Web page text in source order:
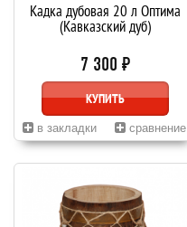
Кадка дубовая 20 л Оптима
(Кавказский дуб)
7 300 ₽
КУПИТЬ
в закладки сравнение